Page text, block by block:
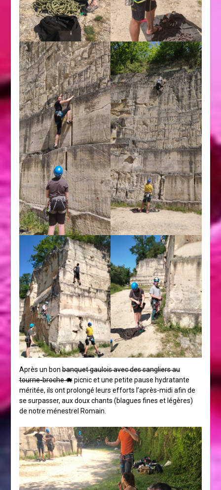
Après un bonbanquet gaulois avec des sangliers au
tourne-broche 🐗picnic et une petite pause hydratante
méritée, ils ont prolongé leurs efforts l’après-midi afin de
se surpasser, aux doux chants (blagues fines et légères)
de notre ménestrel Romain.